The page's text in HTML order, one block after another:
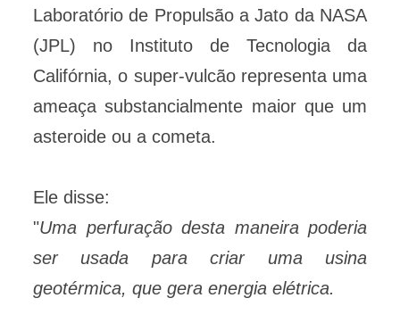
Laboratório de Propulsão a Jato da NASA
(JPL) no Instituto de Tecnologia da
Califórnia, o super-vulcão representa uma
ameaça substancialmente maior que um
asteroide ou a cometa.
Ele disse:
"Uma perfuração desta maneira poderia
ser usada para criar uma usina
geotérmica, que gera energia elétrica.